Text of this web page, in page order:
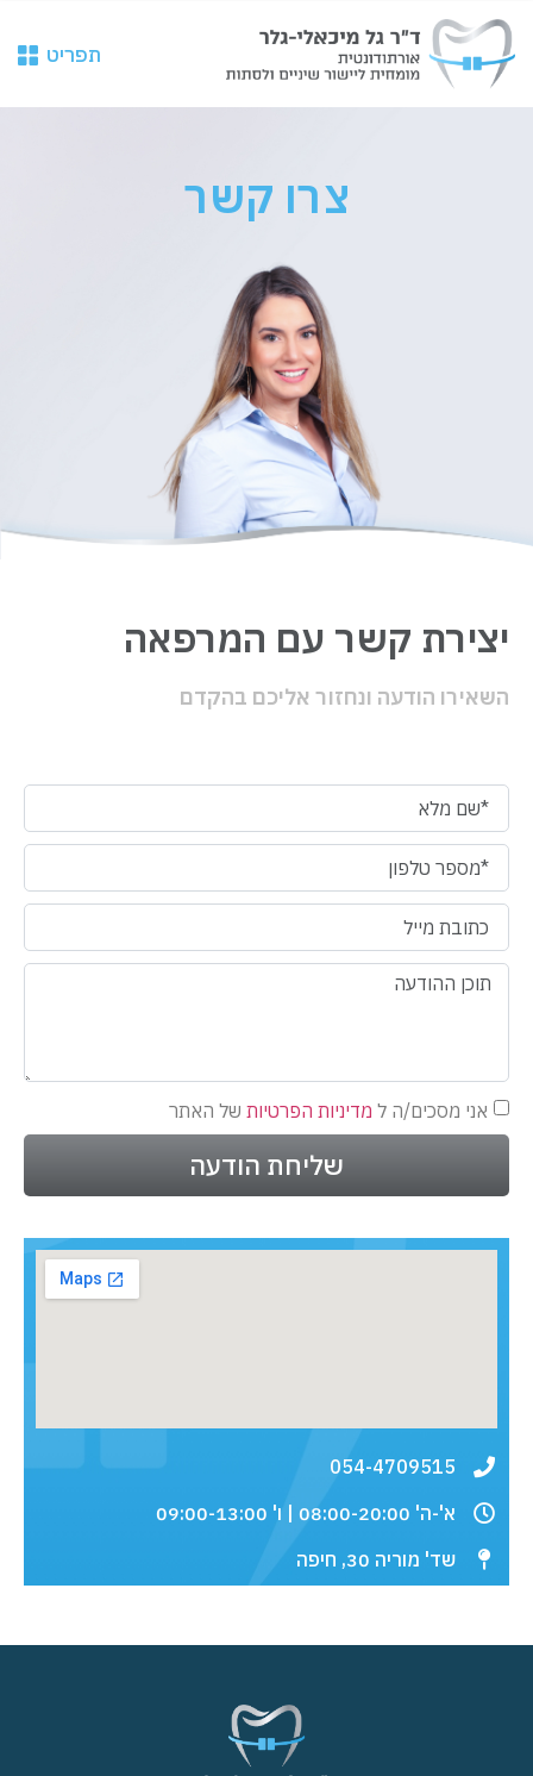
תפריט
צרו קשר
יצירת קשר עם המרפאה
השאירו הודעה ונחזור אליכם בהקדם
אני מסכים/ה ל מדיניות הפרטיות של האתר
שליחת הודעה
054-4709515
א'-ה' 08:00-20:00 | ו' 09:00-13:00
שד' מוריה 30, חיפה